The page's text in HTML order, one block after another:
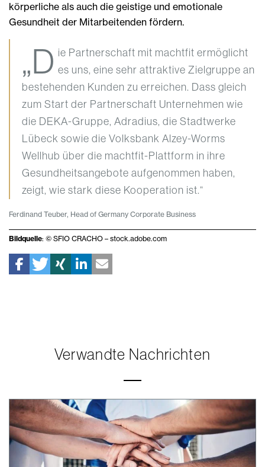
körperliche als auch die geistige und emotionale
Gesundheit der Mitarbeitenden fördern.
„D ie Partnerschaft mit machtfit ermöglicht
es uns, eine sehr attraktive Zielgruppe an
bestehenden Kunden zu erreichen. Dass gleich
zum Start der Partnerschaft Unternehmen wie
die DEKA-Gruppe, Adradius, die Stadtwerke
Lübeck sowie die Volksbank Alzey-Worms
Wellhub über die machtfit-Plattform in ihre
Gesundheitsangebote aufgenommen haben,
zeigt, wie stark diese Kooperation ist.“
Ferdinand Teuber, Head of Germany Corporate Business
Bildquelle: © SFIO CRACHO – stock.adobe.com
Verwandte Nachrichten